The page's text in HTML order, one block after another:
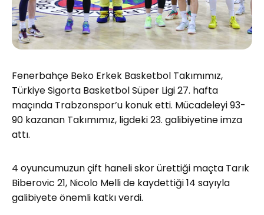
Fenerbahçe Beko Erkek Basketbol Takımımız,
Türkiye Sigorta Basketbol Süper Ligi 27. hafta
maçında Trabzonspor’u konuk etti. Mücadeleyi 93-
90 kazanan Takımımız, ligdeki 23. galibiyetine imza
attı.
4 oyuncumuzun çift haneli skor ürettiği maçta Tarık
Biberovic 21, Nicolo Melli de kaydettiği 14 sayıyla
galibiyete önemli katkı verdi.